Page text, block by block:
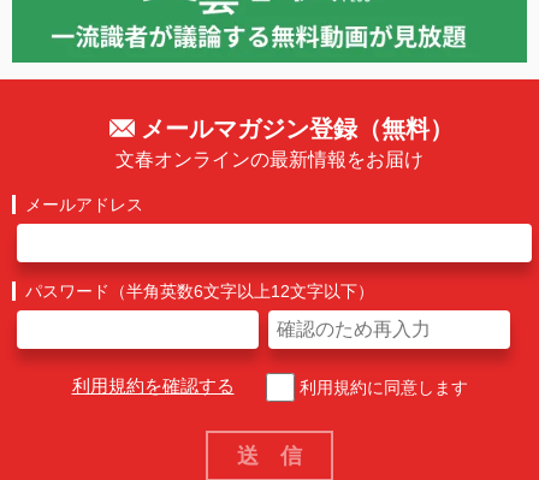
メールマガジン登録（無料）
文春オンラインの最新情報をお届け
メールアドレス
パスワード（半角英数6文字以上12文字以下）
利用規約を確認する 利用規約に同意します